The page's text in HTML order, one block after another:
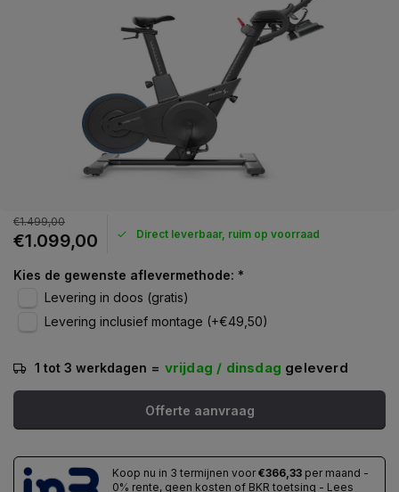
€1.499,00
€1.099,00 Direct leverbaar, ruim op voorraad
Kies de gewenste aflevermethode: *
Levering in doos (gratis)
Levering inclusief montage (+€49,50)
1 tot 3 werkdagen = vrijdag / dinsdag geleverd
Offerte aanvraag
Koop nu in 3 termijnen voor €366,33 per maand -
0% rente, geen kosten of BKR toetsing - Lees